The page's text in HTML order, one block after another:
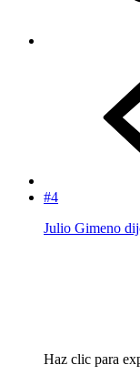
#4
Julio Gimeno
Haz clic para